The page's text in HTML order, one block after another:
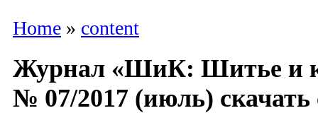
Home » content
Журнал «ШиК: Шитье и
№ 07/2017 (июль)